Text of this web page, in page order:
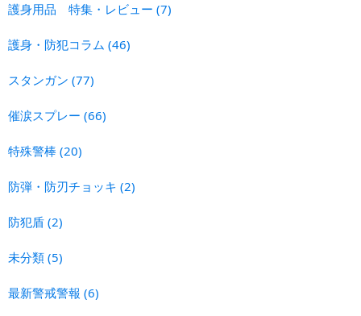
護身用品 特集・レビュー (7)
護身・防犯コラム (46)
スタンガン (77)
催涙スプレー (66)
特殊警棒 (20)
防弾・防刃チョッキ (2)
防犯盾 (2)
未分類 (5)
最新警戒警報 (6)